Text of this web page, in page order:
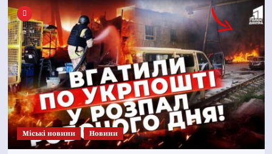
Mіські новини Новини